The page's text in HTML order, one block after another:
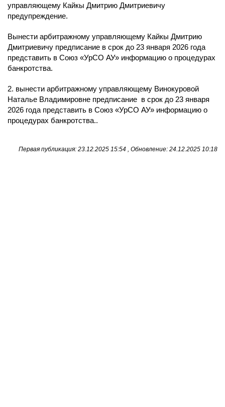
управляющему Кайкы Дмитрию Дмитриевичу
предупреждение.
Вынести арбитражному управляющему Кайкы Дмитрию
Дмитриевичу предписание в срок до 23 января 2026 года
представить в Союз «УрСО АУ» информацию о процедурах
банкротства.
2. вынести арбитражному управляющему Винокуровой
Наталье Владимировне предписание в срок до 23 января
2026 года представить в Союз «УрСО АУ» информацию о
процедурах банкротства..
Первая публикация: 23.12.2025 15:54 , Обновление: 24.12.2025 10:18